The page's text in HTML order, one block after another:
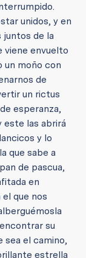
unidos, y en
juntos de la
viene envuelto
un moño con
de
un rictus
esperanza,
este las abrirá
y lo
que sabe a
de pascua,
en
que nos
su
sea el camino,
estrella